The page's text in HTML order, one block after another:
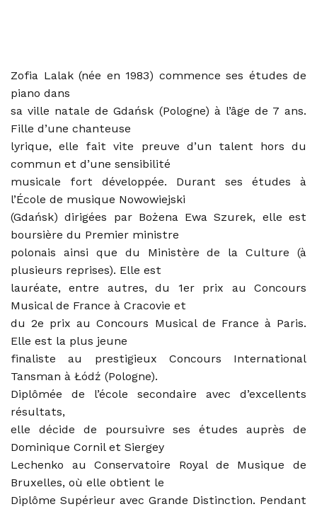
Zofia Lalak (née en 1983) commence ses études de
piano dans
sa ville natale de Gdańsk (Pologne) à l’âge de 7 ans.
Fille d’une chanteuse
lyrique, elle fait vite preuve d’un talent hors du
commun et d’une sensibilité
musicale fort développée. Durant ses études à
l’École de musique Nowowiejski
(Gdańsk) dirigées par Bożena Ewa Szurek, elle est
boursière du Premier ministre
polonais ainsi que du Ministère de la Culture (à
plusieurs reprises). Elle est
lauréate, entre autres, du 1er prix au Concours
Musical de France à Cracovie et
du 2e prix au Concours Musical de France à Paris.
Elle est la plus jeune
finaliste au prestigieux Concours International
Tansman à Łódź (Pologne).
Diplômée de l’école secondaire avec d’excellents
résultats,
elle décide de poursuivre ses études auprès de
Dominique Cornil et Siergey
Lechenko au Conservatoire Royal de Musique de
Bruxelles, où elle obtient le
Diplôme Supérieur avec Grande Distinction. Pendant